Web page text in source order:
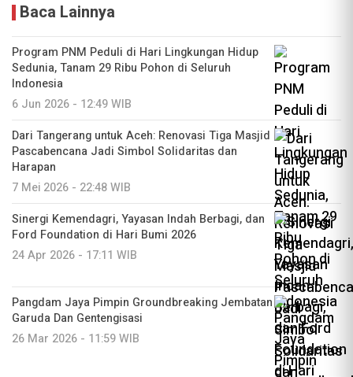
Baca Lainnya
Program PNM Peduli di Hari Lingkungan Hidup
Sedunia, Tanam 29 Ribu Pohon di Seluruh
Indonesia
6 Jun 2026 - 12:49 WIB
Dari Tangerang untuk Aceh: Renovasi Tiga Masjid
Pascabencana Jadi Simbol Solidaritas dan
Harapan
7 Mei 2026 - 22:48 WIB
Sinergi Kemendagri, Yayasan Indah Berbagi, dan
Ford Foundation di Hari Bumi 2026
24 Apr 2026 - 17:11 WIB
Pangdam Jaya Pimpin Groundbreaking Jembatan
Garuda Dan Gentengisasi
26 Mar 2026 - 11:59 WIB